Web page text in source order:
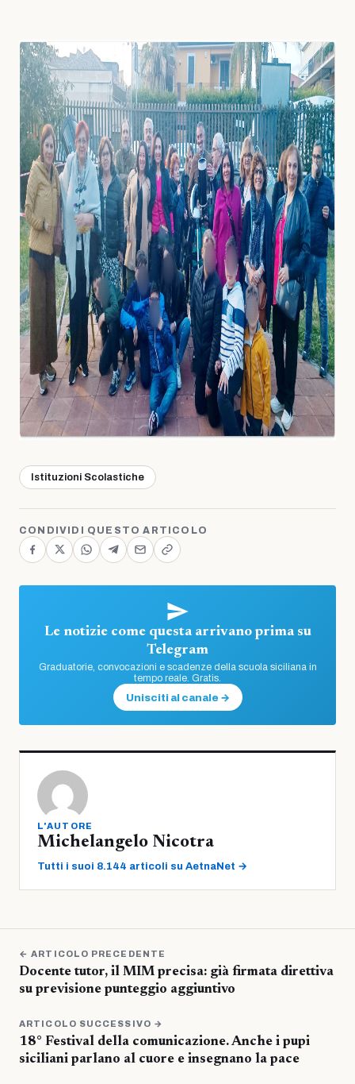
Istituzioni Scolastiche
CONDIVIDI QUESTO ARTICOLO
Le notizie come questa arrivano prima su
Telegram
Graduatorie, convocazioni e scadenze della scuola siciliana in
tempo reale. Gratis.
Unisciti al canale →
L'AUTORE
Michelangelo Nicotra
Tutti i suoi 8.144 articoli su AetnaNet →
← ARTICOLO PRECEDENTE
Docente tutor, il MIM precisa: già firmata direttiva
su previsione punteggio aggiuntivo
ARTICOLO SUCCESSIVO →
18° Festival della comunicazione. Anche i pupi
siciliani parlano al cuore e insegnano la pace